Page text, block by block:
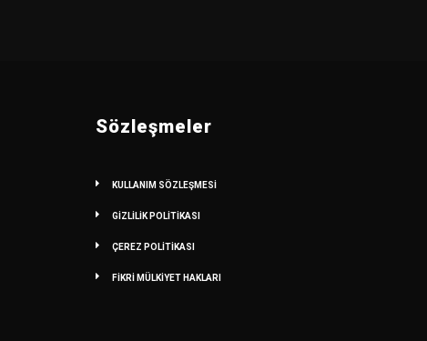
Sözleşmeler
KULLANIM SÖZLEŞMESİ
GİZLİLİK POLİTİKASI
ÇEREZ POLİTİKASI
FİKRİ MÜLKİYET HAKLARI